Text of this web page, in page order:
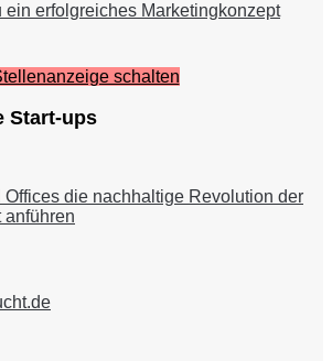
ein erfolgreiches Marketingkonzept
schalten
Start-ups
Offices die nachhaltige Revolution der
anführen